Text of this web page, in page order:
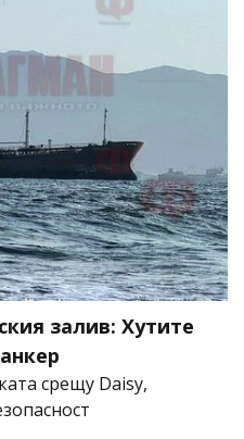
залив: Хутите
срещу Daisy,